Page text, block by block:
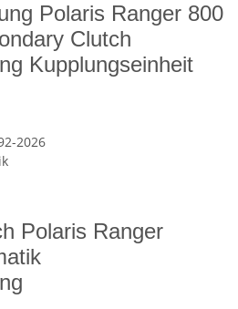
Polaris Ranger 800
Clutch
Kupplungseinheit
2026
Polaris Ranger